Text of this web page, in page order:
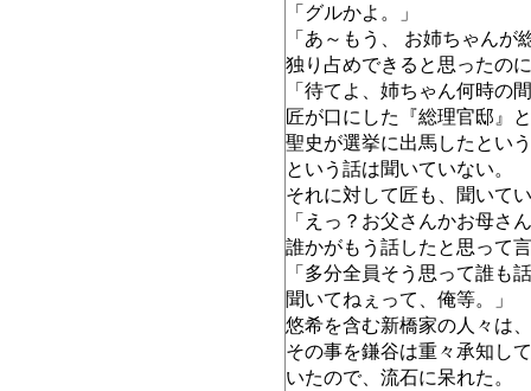
「グルかよ。」
「あ～もう、 お姉ちゃん
独り占めできると思ったの
「待てよ、姉ちゃん何時の
匠が口にした『総理官邸』
聖史が選挙に出馬したとい
という話は聞いていない。
それに対して匠も、聞いて
「えっ？お父さんかお母さ
誰かがもう話したと思って
「多分全員そう思って誰も
聞いてねぇって、俺等。」
悠希を含む新橋家の人々は
その事を鎌谷は重々承知し
いたので、流石に呆れた。